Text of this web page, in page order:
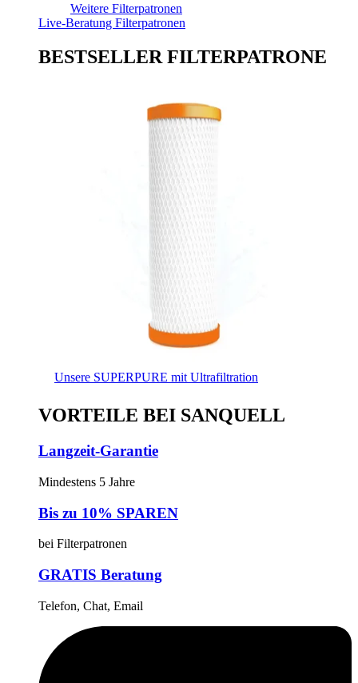
Weitere Filterpatronen
Live-Beratung Filterpatronen
BESTSELLER FILTERPATRONE
Unsere SUPERPURE mit Ultrafiltration
VORTEILE BEI SANQUELL
Langzeit-Garantie
Mindestens 5 Jahre
Bis zu 10% SPAREN
bei Filterpatronen
GRATIS Beratung
Telefon, Chat, Email